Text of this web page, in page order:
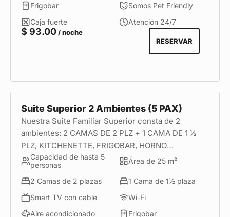
Miraflores.
Frigobar
Somos Pet Friendly
Caja fuerte
Atención 24/7
$ 93.00 / noche
RESERVAR
Suite Superior 2 Ambientes (5 PAX)
Nuestra Suite Familiar Superior consta de 2
ambientes: 2 CAMAS DE 2 PLZ + 1 CAMA DE 1 ½
PLZ, KITCHENETTE, FRIGOBAR, HORNO
MICROONDAS, MENAJES. Es una perfecta opción
para familias o grupos de amigod que buscan
comodidad durante su estadía enla mejor
ubicación de Miraflores.
Capacidad de hasta 5
personas
Área de 25 m²
2 Camas de 2 plazas
1 Cama de 1½ plaza
Smart TV con cable
Wi-Fi
Aire acondicionado
Frigobar